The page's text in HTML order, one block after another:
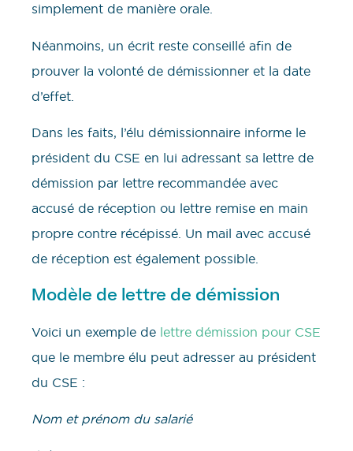
simplement de manière orale.
Néanmoins, un écrit reste conseillé afin de
prouver la volonté de démissionner et la date
d’effet.
Dans les faits, l’élu démissionnaire informe le
président du CSE en lui adressant sa lettre de
démission par lettre recommandée avec
accusé de réception ou lettre remise en main
propre contre récépissé. Un mail avec accusé
de réception est également possible.
Modèle de lettre de démission
Voici un exemple de lettre démission pour CSE
que le membre élu peut adresser au président
du CSE :
Nom et prénom du salarié